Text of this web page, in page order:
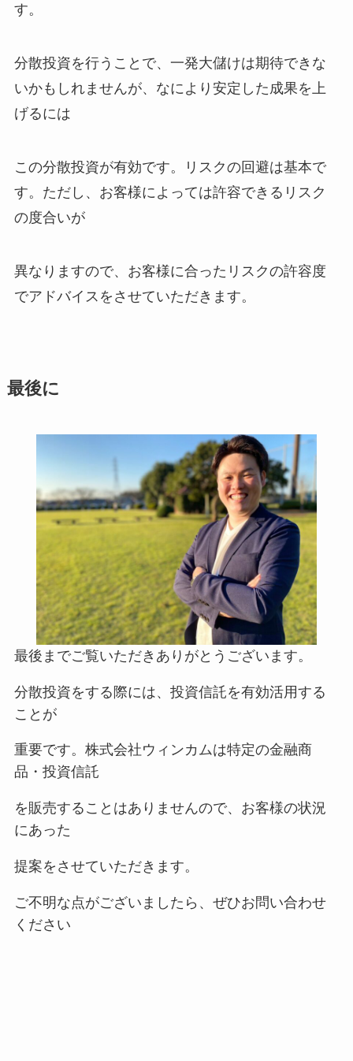
す。
分散投資を行うことで、一発大儲けは期待できな
いかもしれませんが、なにより安定した成果を上
げるには
この分散投資が有効です。リスクの回避は基本で
す。ただし、お客様によっては許容できるリスク
の度合いが
異なりますので、お客様に合ったリスクの許容度
でアドバイスをさせていただきます。
最後に
最後までご覧いただきありがとうございます。
分散投資をする際には、投資信託を有効活用する
ことが
重要です。株式会社ウィンカムは特定の金融商
品・投資信託
を販売することはありませんので、お客様の状況
にあった
提案をさせていただきます。
ご不明な点がございましたら、ぜひお問い合わせ
ください